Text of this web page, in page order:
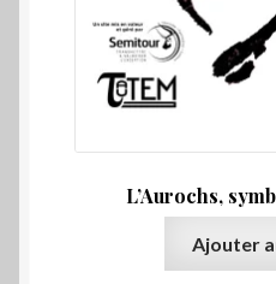
L’Aurochs,
Ajouter